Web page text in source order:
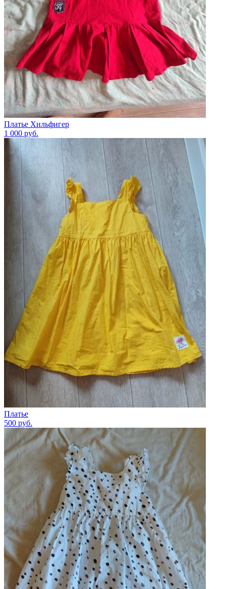
Платье Хильфигер
1 000 руб.
Платье
500 руб.